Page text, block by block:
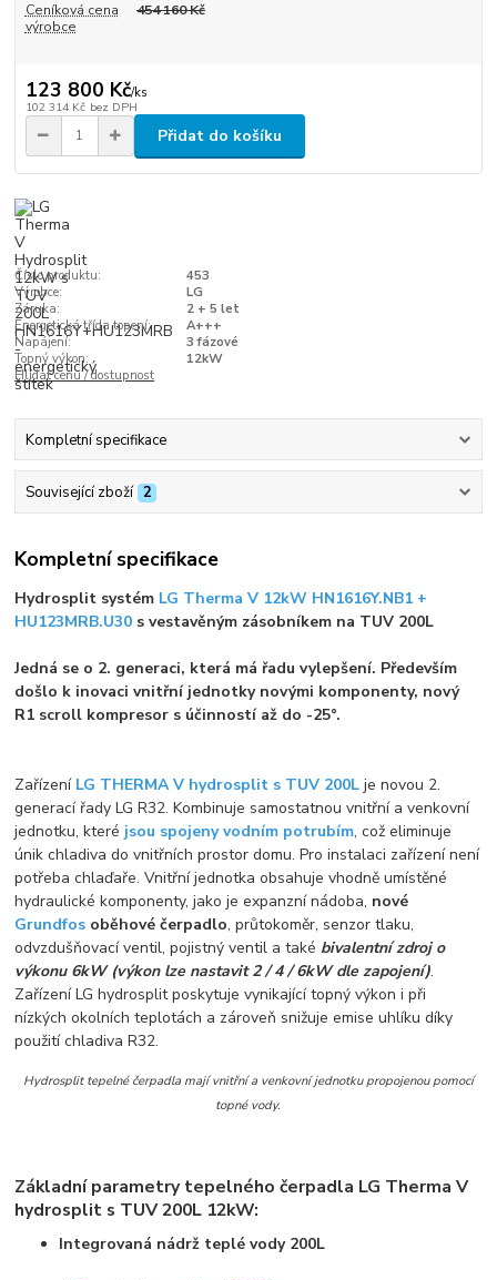
Ceníková cena
výrobce
454 160 Kč
123 800 Kč/ks
102 314 Kč bez DPH
Přidat do košíku
Číslo produktu:
453
Výrobce:
LG
Záruka:
2 + 5 let
Energetická třída topení:
A+++
Napájení:
3 fázové
Topný výkon:
12kW
Hlídat cenu / dostupnost
Kompletní specifikace
Související zboží 2
Kompletní specifikace
Hydrosplit systém LG Therma V 12kW HN1616Y.NB1 +
HU123MRB.U30 s vestavěným zásobníkem na TUV 200L
Jedná se o 2. generaci, která má řadu vylepšení. Především
došlo k inovaci vnitřní jednotky novými komponenty, nový
R1 scroll kompresor s účinností až do -25°.
Zařízení LG THERMA V hydrosplit s TUV 200L je novou 2.
generací řady LG R32. Kombinuje samostatnou vnitřní a venkovní
jednotku, které jsou spojeny vodním potrubím, což eliminuje
únik chladiva do vnitřních prostor domu. Pro instalaci zařízení není
potřeba chlaďaře. Vnitřní jednotka obsahuje vhodně umístěné
hydraulické komponenty, jako je expanzní nádoba, nové
Grundfos oběhové čerpadlo, průtokoměr, senzor tlaku,
odvzdušňovací ventil, pojistný ventil a také bivalentní zdroj o
výkonu 6kW (výkon lze nastavit 2 / 4 / 6kW dle zapojení).
Zařízení LG hydrosplit poskytuje vynikající topný výkon i při
nízkých okolních teplotách a zároveň snižuje emise uhlíku díky
použití chladiva R32.
Hydrosplit tepelné čerpadla mají vnitřní a venkovní jednotku propojenou pomocí
topné vody.
Základní parametry tepelného čerpadla LG Therma V
hydrosplit s TUV 200L 12kW:
Integrovaná nádrž teplé vody 200L